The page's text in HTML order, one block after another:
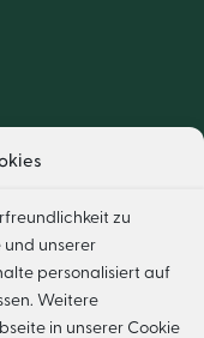
zu
und unserer
personalisiert auf
Weitere
in unserer Cookie